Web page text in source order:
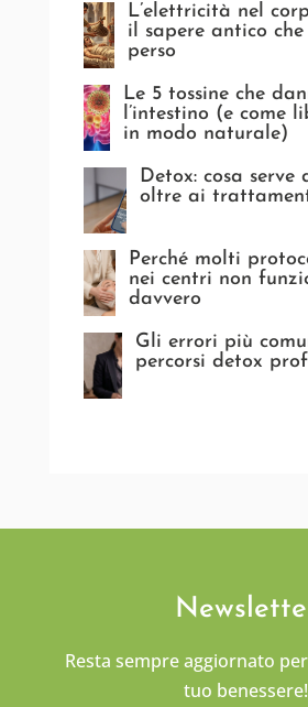
L’elettricità nel
il sapere antico
perso
Le 5 tossine che
l’intestino (e come
in modo naturale)
Detox: cosa serve
oltre ai
Perché molti
nei centri non
davvero
Gli errori più
percorsi detox
Resta sempre aggiornato
tuo benessere!